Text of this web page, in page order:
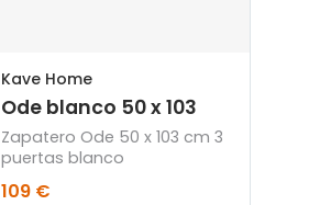
Kave Home
Ode blanco 50 x 103
Zapatero Ode 50 x 103 cm 3
puertas blanco
109 €